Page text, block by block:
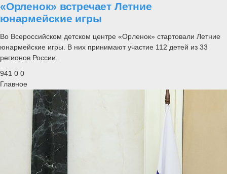
«Орленок» встречает Летние
юнармейские игры
Во Всероссийском детском центре «Орленок» стартовали Летние
юнармейские игры. В них принимают участие 112 детей из 33
регионов России.
941 0 0
Главное